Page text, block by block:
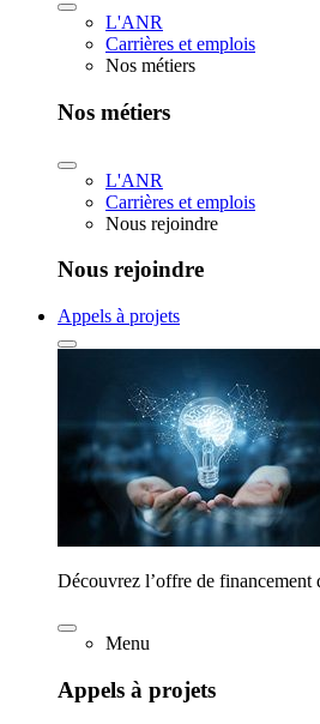
L'ANR
Carrières et emplois
Nos métiers
Nos métiers
L'ANR
Carrières et emplois
Nous rejoindre
Nous rejoindre
Appels à projets
Découvrez l’offre de financement
Menu
Appels à projets